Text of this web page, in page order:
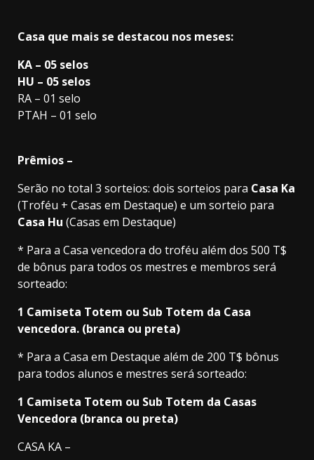
Casa que mais se destacou nos meses:
KA – 05 selos
HU – 05 selos
RA – 01 selo
PTAH – 01 selo
Prêmios –
Serão no total 3 sorteios: dois sorteios para Casa Ka
(Troféu + Casas em Destaque) e um sorteio para
Casa Hu (Casas em Destaque)
* Para a Casa vencedora do troféu além dos 500 T$
de bônus para todos os mestres e membros será
sorteado:
1 Camiseta Totem ou Sub Totem da Casa
vencedora. (branca ou preta)
* Para a Casa em Destaque além de 200 T$ bônus
para todos alunos e mestres será sorteado:
1 Camiseta Totem ou Sub Totem da Casas
Vencedora (branca ou preta)
CASA KA –